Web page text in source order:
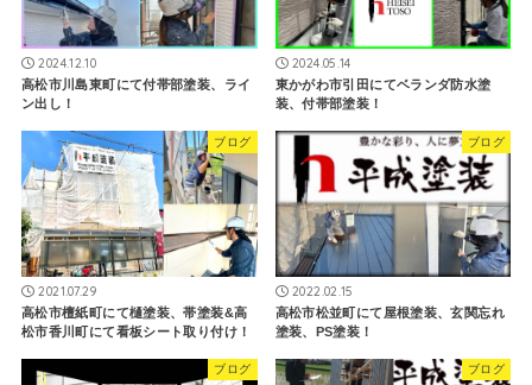
2024.12.10
高松市川島東町にて付帯部塗装、ライ
ン出し！
2024.05.14
東かがわ市引田にてベランダ防水塗
装、付帯部塗装！
ブログ
2021.07.29
高松市檀紙町にて樋塗装、帯塗装&高
松市香川町にて看板シート取り付け！
ブログ
2022.02.15
高松市松並町にて屋根塗装、玄関忘れ
塗装、PS塗装！
ブログ ブログ